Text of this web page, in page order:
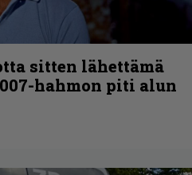
sitten lähettämä
hahmon piti alun